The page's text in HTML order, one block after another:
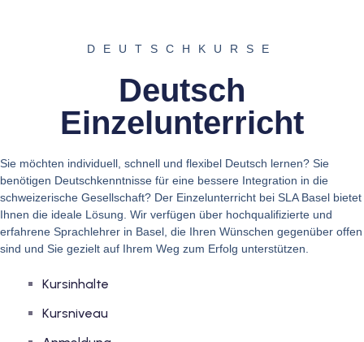
B2
Deutschkurse mit
Deutschkurse mit
mit Gutschein
DEUTSCHKURSE
Deutsch
Einzelunterricht
Sie möchten individuell, schnell und flexibel Deutsch lernen? Sie
benötigen Deutschkenntnisse für eine bessere Integration in die
schweizerische Gesellschaft? Der Einzelunterricht bei SLA Basel bietet
Ihnen die ideale Lösung. Wir verfügen über hochqualifizierte und
erfahrene Sprachlehrer in Basel, die Ihren Wünschen gegenüber offen
sind und Sie gezielt auf Ihrem Weg zum Erfolg unterstützen.
Kursinhalte
Kursniveau